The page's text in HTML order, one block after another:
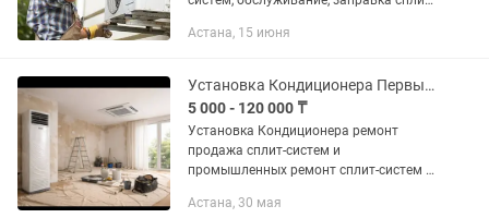
обслуживаем все районы! Частный
Астана, 15 июня
Установка Кондиционера Первый этап ремонт кондиционера продажа кондиционера
5 000 - 120 000 ₸
Установка Кондиционера ремонт
продажа сплит-систем и
промышленных ремонт сплит-систем и
фреоновой магистрали первый этап во
Астана, 30 мая